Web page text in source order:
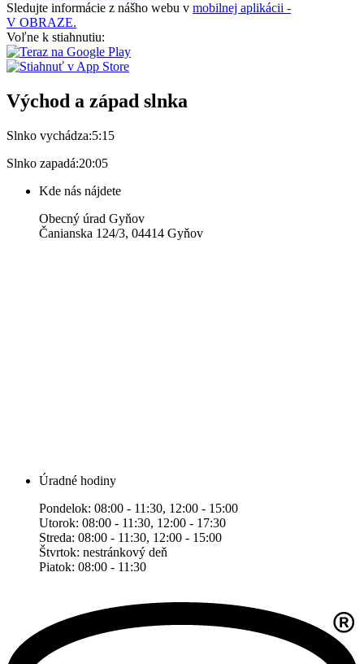
Sledujte informácie z nášho webu v mobilnej aplikácii -
V OBRAZE.
Voľne k stiahnutiu:
Východ a západ slnka
Slnko vychádza:5:15
Slnko zapadá:20:05
Kde nás nájdete
Obecný úrad Gyňov
Čanianska 124/3, 04414 Gyňov
Úradné hodiny
Pondelok: 08:00 - 11:30, 12:00 - 15:00
Utorok: 08:00 - 11:30, 12:00 - 17:30
Streda: 08:00 - 11:30, 12:00 - 15:00
Štvrtok: nestránkový deň
Piatok: 08:00 - 11:30